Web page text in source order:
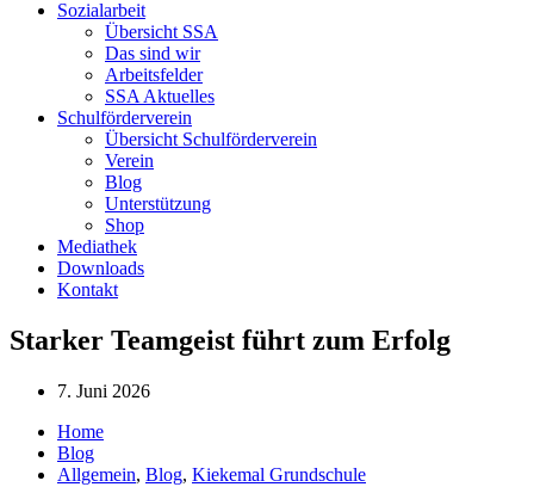
Sozialarbeit
Übersicht SSA
Das sind wir
Arbeitsfelder
SSA Aktuelles
Schulförderverein
Übersicht Schulförderverein
Verein
Blog
Unterstützung
Shop
Mediathek
Downloads
Kontakt
Starker Teamgeist führt zum Erfolg
7. Juni 2026
Home
Blog
Allgemein, Blog, Kiekemal Grundschule